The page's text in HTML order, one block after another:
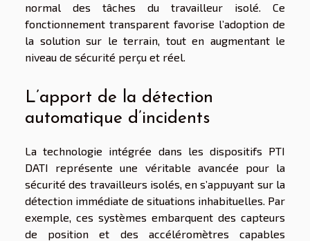
normal des tâches du travailleur isolé. Ce
fonctionnement transparent favorise l’adoption de
la solution sur le terrain, tout en augmentant le
niveau de sécurité perçu et réel.
L’apport de la détection
automatique d’incidents
La technologie intégrée dans les dispositifs PTI
DATI représente une véritable avancée pour la
sécurité des travailleurs isolés, en s’appuyant sur la
détection immédiate de situations inhabituelles. Par
exemple, ces systèmes embarquent des capteurs
de position et des accéléromètres capables